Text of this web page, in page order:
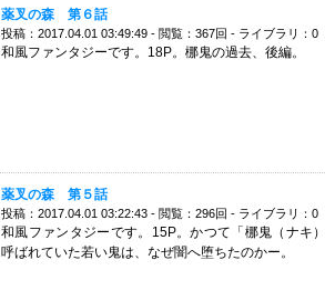
薬叉の森 第６話
投稿：2017.04.01 03:49:49 - 閲覧：367回 - ライブラリ：0
和風ファンタジーです。18P。梛鬼の過去、後編。
薬叉の森 第５話
投稿：2017.04.01 03:22:43 - 閲覧：296回 - ライブラリ：0
和風ファンタジーです。15P。かつて「梛鬼（ナキ
呼ばれていた若い鬼は、なぜ闇へ堕ちたのかー。